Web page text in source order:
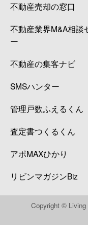
不動産売却の窓口
不動産業界M&A相談
ー
不動産の集客ナビ
SMSハンター
管理戸数ふえるくん
査定書つくるくん
アポMAXひかり
リビンマガジンBiz
Copyright © Living